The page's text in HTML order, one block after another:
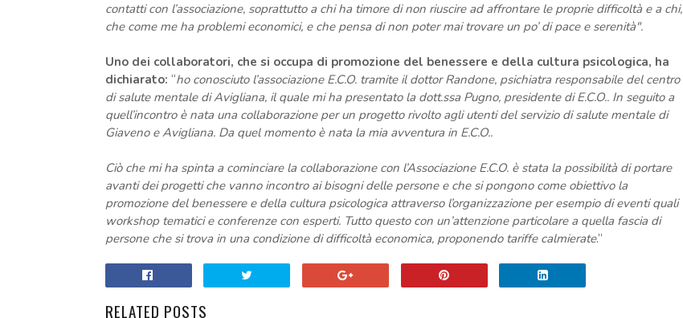
contatti con l’associazione, soprattutto a chi ha timore di non riuscire ad affrontare le proprie difficoltà e a chi,
che come me ha problemi economici, e che pensa di non poter mai trovare un po’ di pace e serenità".
Uno dei collaboratori, che si occupa di promozione del benessere e della cultura psicologica, ha
dichiarato: “ho conosciuto l’associazione E.C.O. tramite il dottor Randone, psichiatra responsabile del centro
di salute mentale di Avigliana, il quale mi ha presentato la dott.ssa Pugno, presidente di E.C.O.. In seguito a
quell’incontro è nata una collaborazione per un progetto rivolto agli utenti del servizio di salute mentale di
Giaveno e Avigliana. Da quel momento è nata la mia avventura in E.C.O..
Ciò che mi ha spinta a cominciare la collaborazione con l’Associazione E.C.O. è stata la possibilità di portare
avanti dei progetti che vanno incontro ai bisogni delle persone e che si pongono come obiettivo la
promozione del benessere e della cultura psicologica attraverso l’organizzazione per esempio di eventi quali
workshop tematici e conferenze con esperti. Tutto questo con un’attenzione particolare a quella fascia di
persone che si trova in una condizione di difficoltà economica, proponendo tariffe calmierate.”
RELATED POSTS